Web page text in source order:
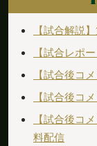
【試合解説
【試合レポ
【試合後コ
【試合後コ
【試合後コ
料配信